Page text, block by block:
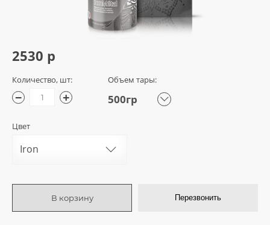
Объем тары:
500гр
Количество, шт:
− +
Цвет
Iron
2530 р
В корзину Перезвонить